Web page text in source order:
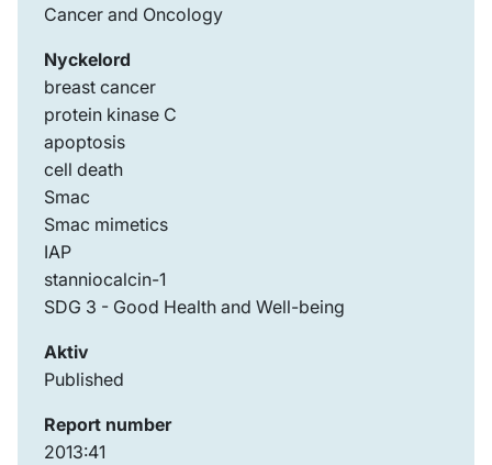
Cancer and Oncology
Nyckelord
breast cancer
protein kinase C
apoptosis
cell death
Smac
Smac mimetics
IAP
stanniocalcin-1
SDG 3 - Good Health and Well-being
Aktiv
Published
Report number
2013:41